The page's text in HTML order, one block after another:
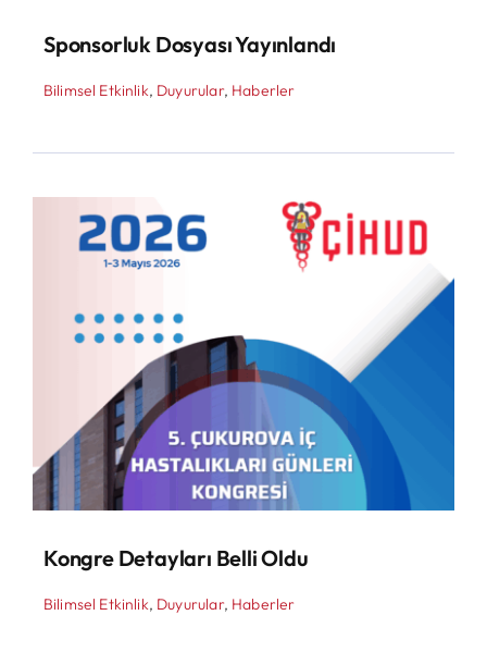
Sponsorluk Dosyası Yayınlandı
Bilimsel Etkinlik, Duyurular, Haberler
Kongre Detayları Belli Oldu
Bilimsel Etkinlik, Duyurular, Haberler